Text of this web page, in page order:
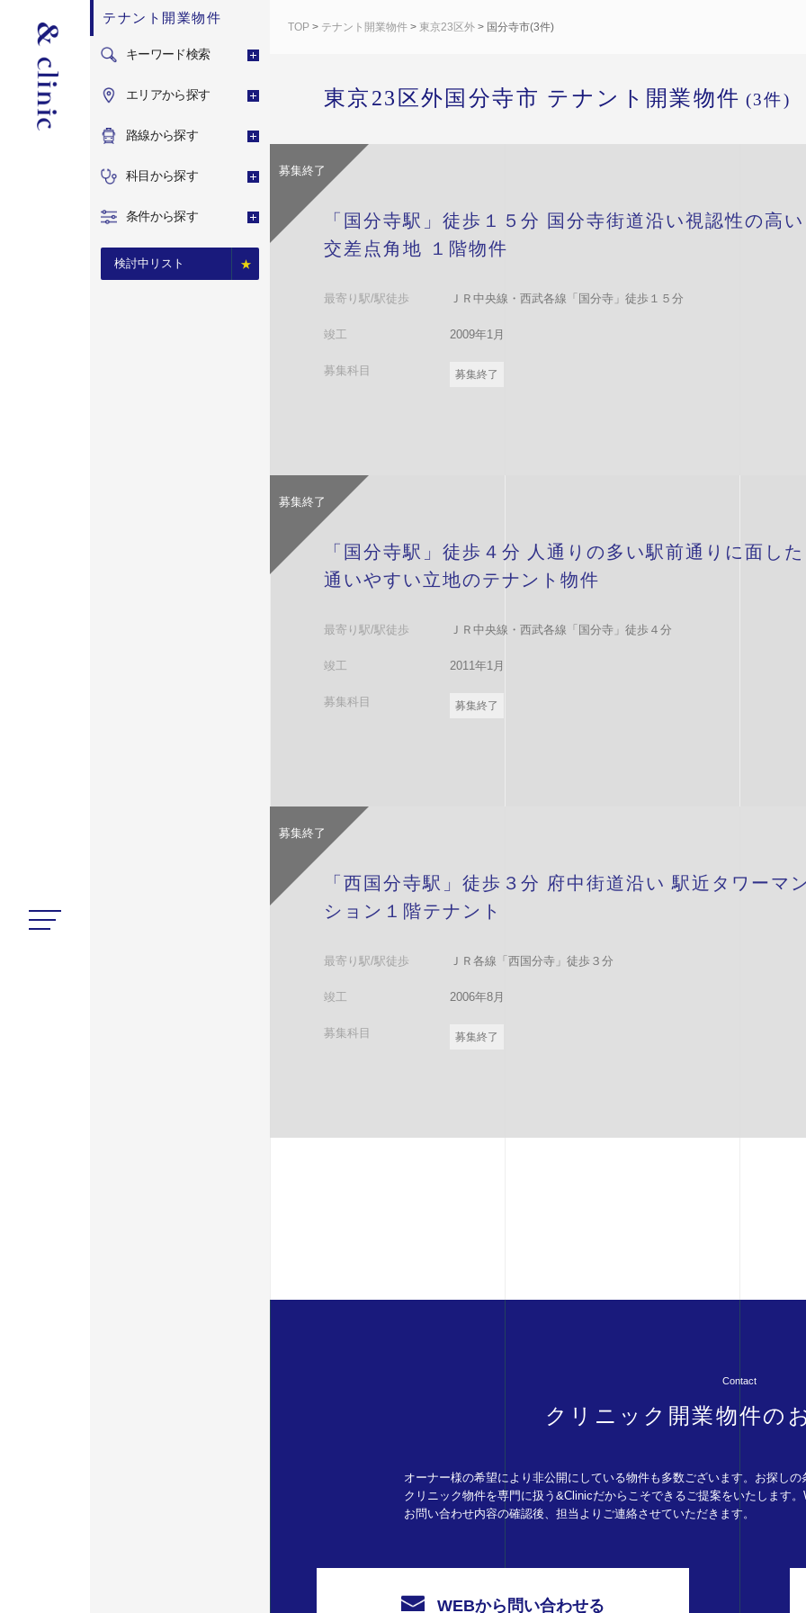
テナント開業物件
キーワード検索
エリアから探す
路線から探す
科目から探す
条件から探す
検討中リスト
TOP > テナント開業物件 > 東京23区外 > 国分寺市(3件)
東京23区外国分寺市 テナント開業物件 (3件)
「国分寺駅」徒歩１５分 国分寺街道沿い視認性の高い
交差点角地 １階物件
最寄り駅/駅徒歩 ＪＲ中央線・西武各線「国分寺」徒歩１５分
竣工 2009年1月
募集科目 募集終了
募集終了
「国分寺駅」徒歩４分 人通りの多い駅前通りに面した
通いやすい立地のテナント物件
最寄り駅/駅徒歩 ＪＲ中央線・西武各線「国分寺」徒歩４分
竣工 2011年1月
募集科目 募集終了
募集終了
「西国分寺駅」徒歩３分 府中街道沿い 駅近タワーマ
ション１階テナント
最寄り駅/駅徒歩 ＪＲ各線「西国分寺」徒歩３分
竣工 2006年8月
募集科目 募集終了
募集終了
Contact
クリニック開業物件の
オーナー様の希望により非公開にしている物件も多数ございます。お探し
クリニック物件を専門に扱う&Clinicだからこそできるご提案をいたします
お問い合わせ内容の確認後、担当よりご連絡させていただきます。
WEBから問い合わせる